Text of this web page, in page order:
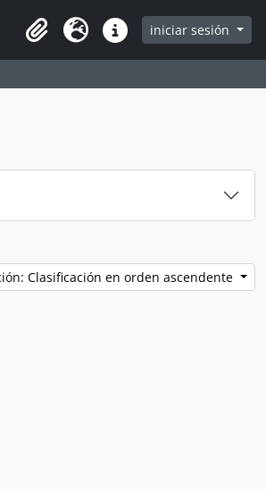
Clipboard
Idioma Enlaces rápidos
iniciar sesión
Clasificación en orden ascendente